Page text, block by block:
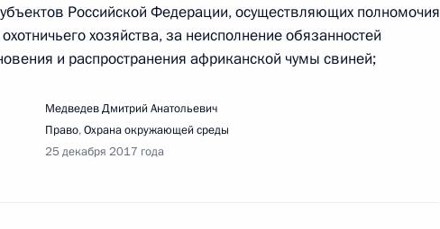
итогам совещания по развитию лёгкой промышленности
Российской Федерации, осуществляющих полномочия
хозяйства, за неисполнение обязанностей
и распространения африканской чумы свиней;
Медведев Дмитрий Анатольевич
Право,Охрана окружающей среды
25 декабря 2017 года